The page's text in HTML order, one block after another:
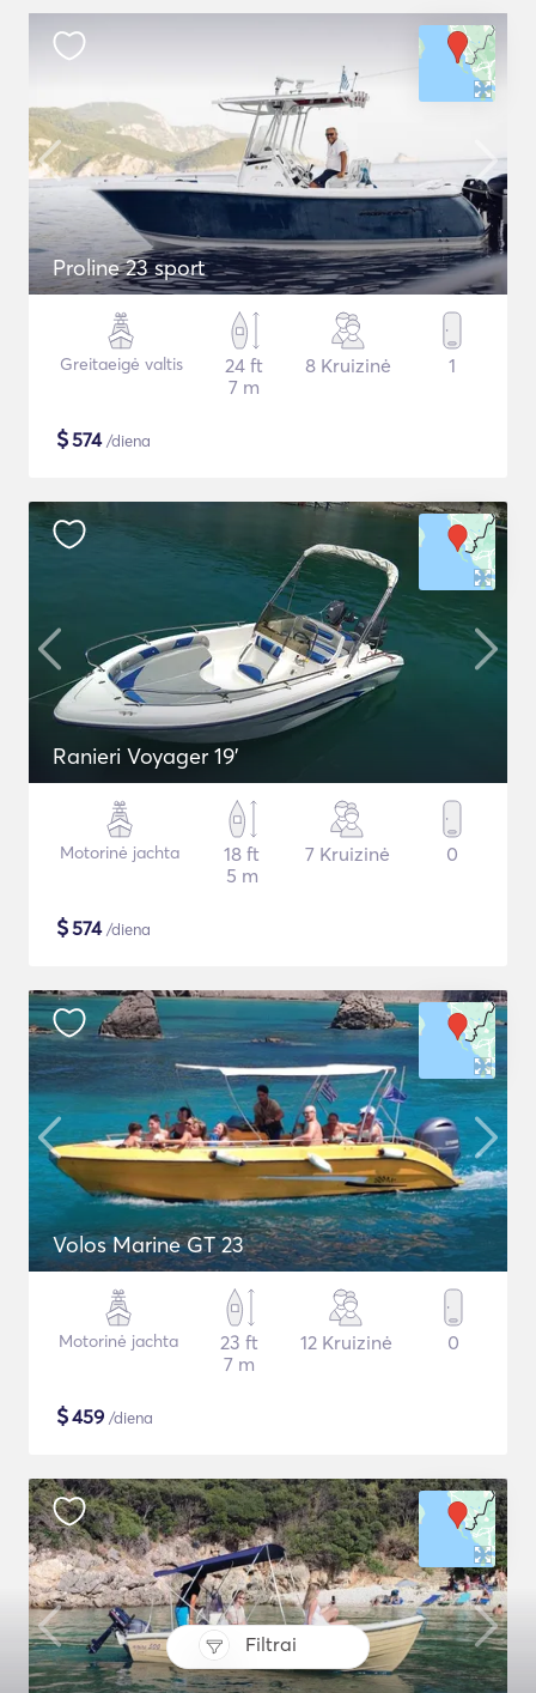
Filtrai
Proline 23 sport
Greitaeigė valtis
24 ft
7 m
8 Kruizinė 1
$574/diena
Ranieri Voyager 19'
Motorinė jachta
18 ft
5 m
7 Kruizinė 0
$574/diena
Volos Marine GT 23
Motorinė jachta
23 ft
7 m
12 Kruizinė 0
$459 /diena